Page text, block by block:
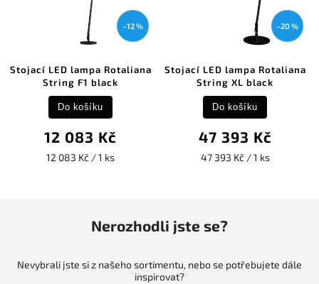
–12 %
Stojací LED lampa Rotaliana
String F1 black
12 083 Kč
12 083 Kč / 1 ks
Do košíku
–20 %
Stojací LED lampa Rotaliana
String XL black
47 393 Kč
47 393 Kč / 1 ks
Do košíku
Nerozhodli jste se?
Nevybrali jste si z našeho sortimentu, nebo se potřebujete dále
inspirovat?